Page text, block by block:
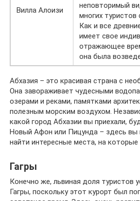
Вилла Алоизи
неповторимый
многих туристов
Как и все
имеет свое
отражающее
она была
Абхазия – это красивая страна с
Она завораживает чудесными
озерами и реками, памятками
полезным морским воздухом.
какой город Абхазии вы приехали,
Новый Афон или Пицунда – здесь вы
найти интересные места, на
Гагры
Конечно же, львиная доля туристов
Гагры, поскольку этот курорт был